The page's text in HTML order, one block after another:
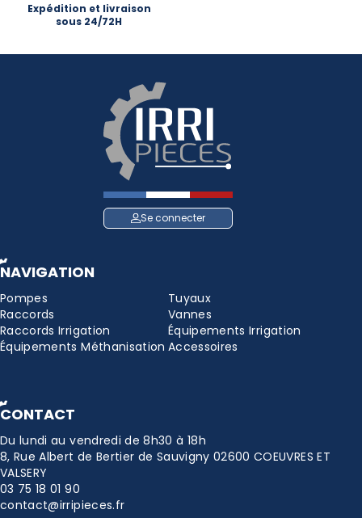
Expédition et livraison
sous 24/72H
Se connecter
NAVIGATION
Pompes
Tuyaux
Raccords
Vannes
Raccords Irrigation
Équipements Irrigation
Équipements Méthanisation Accessoires
CONTACT
Du lundi au vendredi de 8h30 à 18h
8, Rue Albert de Bertier de Sauvigny 02600 COEUVRES ET
VALSERY
03 75 18 01 90
contact@irripieces.fr